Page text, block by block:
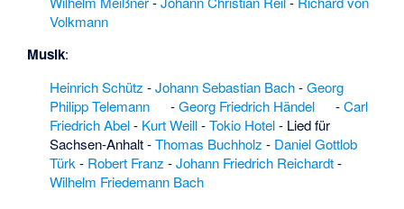
Herrengosserstedt·
Langenapel·
Herrenhaus
Weißenschirmbach
Herrenseegraben
(Jerichower Land)
Volkmann
Musik:
Heinrich Schütz -Johann Sebastian Bach-Georg
Philipp Telemann
-Georg Friedrich Händel -Carl
Friedrich Abel- Kurt Weill-Tokio Hotel- Lied für
Sachsen-Anhalt-Thomas Buchholz - Daniel Gottlob
Türk- Robert Franz -Johann Friedrich Reichardt-
Wilhelm Friedemann Bach